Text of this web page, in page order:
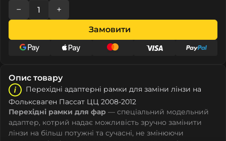
− +
Замовити
Опис товару
Перехідні адаптерні рамки для заміни лінзи на
Фолькcвагeн Пассат ЦЦ 2008-2012
Перехідні рамки для фар — спеціальний модельний
адаптер, котрий надає можливість зручно замінити
лінзи на більш потужні та сучасні, не змінюючи